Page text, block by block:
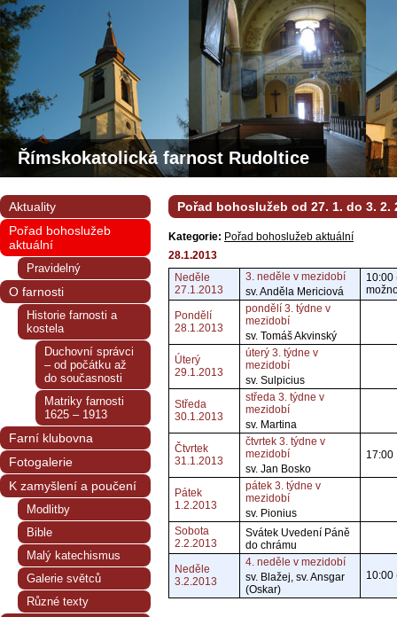
Římskokatolická farnost Rudoltice
Pořad bohoslužeb od 27. 1. do 3. 2.
Kategorie: Pořad bohoslužeb aktuální
28.1.2013
Neděle
27.1.2013
3. neděle v mezidobí
sv. Anděla Mericiová
10:00
Pondělí
28.1.2013
pondělí 3. týdne v
mezidobí
sv. Tomáš Akvinský
Úterý
29.1.2013
úterý 3. týdne v
mezidobí
sv. Sulpicius
Středa
30.1.2013
středa 3. týdne v
mezidobí
sv. Martina
Čtvrtek
31.1.2013
čtvrtek 3. týdne v
mezidobí
sv. Jan Bosko
17:00
Pátek
1.2.2013
pátek 3. týdne v
mezidobí
sv. Pionius
Sobota
2.2.2013
Svátek Uvedení Páně
do chrámu
Neděle
3.2.2013
4. neděle v mezidobí
sv. Blažej, sv. Ansgar
(Oskar)
10:00
Aktuality
Pořad bohoslužeb
aktuální
Pravidelný
O farnosti
Historie farnosti a
kostela
Duchovní správci
– od počátku až
do současnosti
Matriky farnosti
1625 – 1913
Farní klubovna
Fotogalerie
K zamyšlení a poučení
Modlitby
Bible
Malý katechismus
Galerie světců
Různé texty